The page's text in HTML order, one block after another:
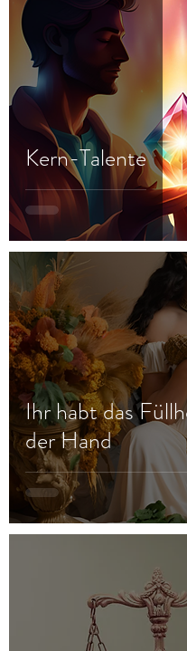
Kern-Talente
Ihr habt das
der Hand